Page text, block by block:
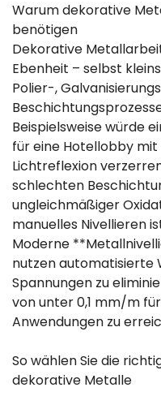
Warum dekorative
benötigen
Dekorative
Ebenheit – selbst
Polier-,
Beispielsweise würde
für eine Hotellobby
Lichtreflexion
schlechten
ungleichmäßiger
manuelles Nivellieren
Moderne
nutzen automatisierte
Spannungen zu
von unter 0,1 mm/m
Anwendungen zu
So wählen Sie die
dekorative Metalle